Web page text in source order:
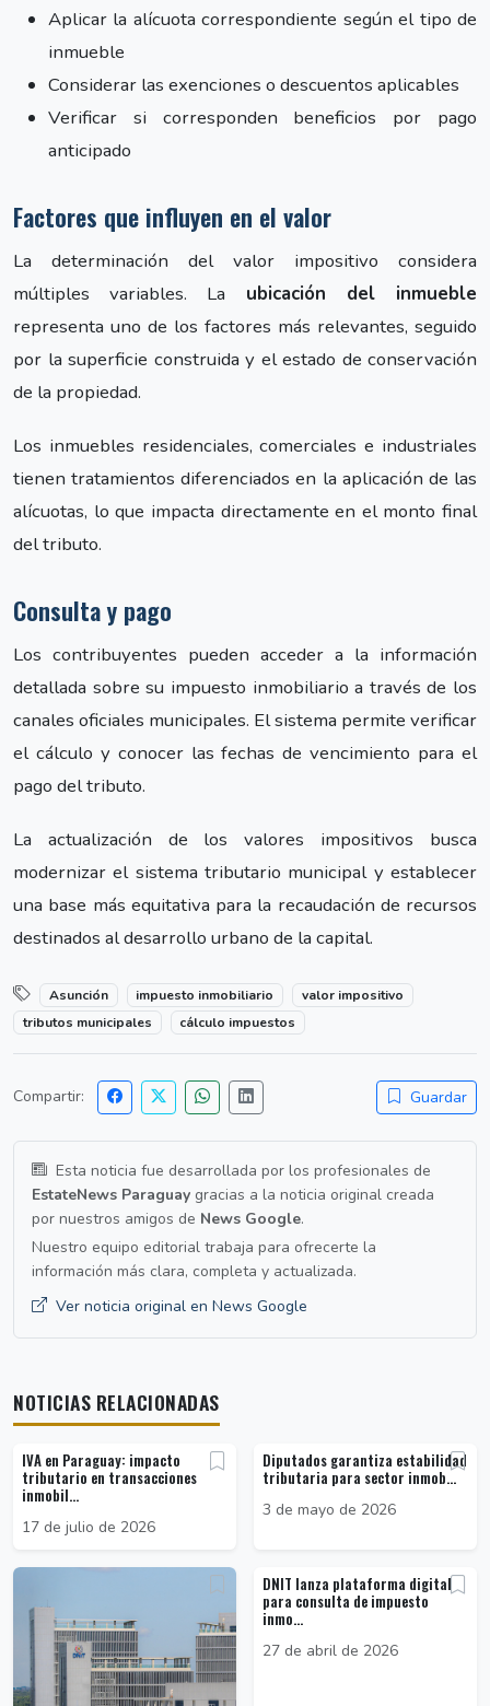
Aplicar la alícuota correspondiente según el tipo de
inmueble
Considerar las exenciones o descuentos aplicables
Verificar si corresponden beneficios por pago
anticipado
Factores que influyen en el valor
La determinación del valor impositivo considera
múltiples variables. La ubicación del inmueble
representa uno de los factores más relevantes, seguido
por la superficie construida y el estado de conservación
de la propiedad.
Los inmuebles residenciales, comerciales e industriales
tienen tratamientos diferenciados en la aplicación de las
alícuotas, lo que impacta directamente en el monto final
del tributo.
Consulta y pago
Los contribuyentes pueden acceder a la información
detallada sobre su impuesto inmobiliario a través de los
canales oficiales municipales. El sistema permite verificar
el cálculo y conocer las fechas de vencimiento para el
pago del tributo.
La actualización de los valores impositivos busca
modernizar el sistema tributario municipal y establecer
una base más equitativa para la recaudación de recursos
destinados al desarrollo urbano de la capital.
Asunción impuesto inmobiliario
valor impositivo
tributos municipales
cálculo impuestos
Compartir: Guardar
Esta noticia fue desarrollada por los profesionales de
EstateNews Paraguay gracias a la noticia original creada
por nuestros amigos de News Google.
Nuestro equipo editorial trabaja para ofrecerte la
información más clara, completa y actualizada.
Ver noticia original en News Google
NOTICIAS RELACIONADAS
IVA en Paraguay: impacto
tributario en transacciones
inmobil...
17 de julio de 2026
Diputados garantiza estabilidad
tributaria para sector inmob...
3 de mayo de 2026
DNIT lanza plataforma digital
para consulta de impuesto
inmo...
27 de abril de 2026